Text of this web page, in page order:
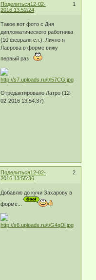
Поделиться 1
12-02-
2016 13:52:24
Такое вот фото с Дня
дипломатического работника
(10 февраля с.г.). Лично я
Лаврова в форме вижу
первый раз
Отредактировано Латро (12-
02-2016 13:54:37)
Поделиться 2
12-02-
2016 13:55:36
Добавлю до кучи Захарову в
форме...